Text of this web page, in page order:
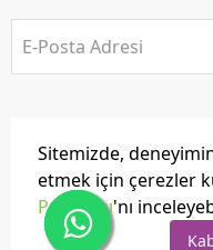
Sitemizde,
etmek için çerezler
Politikası'nı
E-Posta Adresi
Tüm